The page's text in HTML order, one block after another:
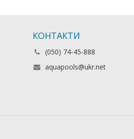
КОНТАКТИ
(050) 74-45-888
aquapools@ukr.net